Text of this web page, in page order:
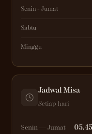
Senin - Jumat
Sabtu
Minggu
Jadwal Misa
Setiap hari
Senin — Jumat 05.45